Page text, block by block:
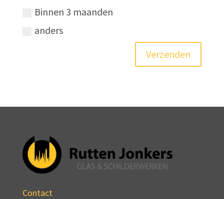
Binnen 3 maanden
anders
Verzenden
Contact